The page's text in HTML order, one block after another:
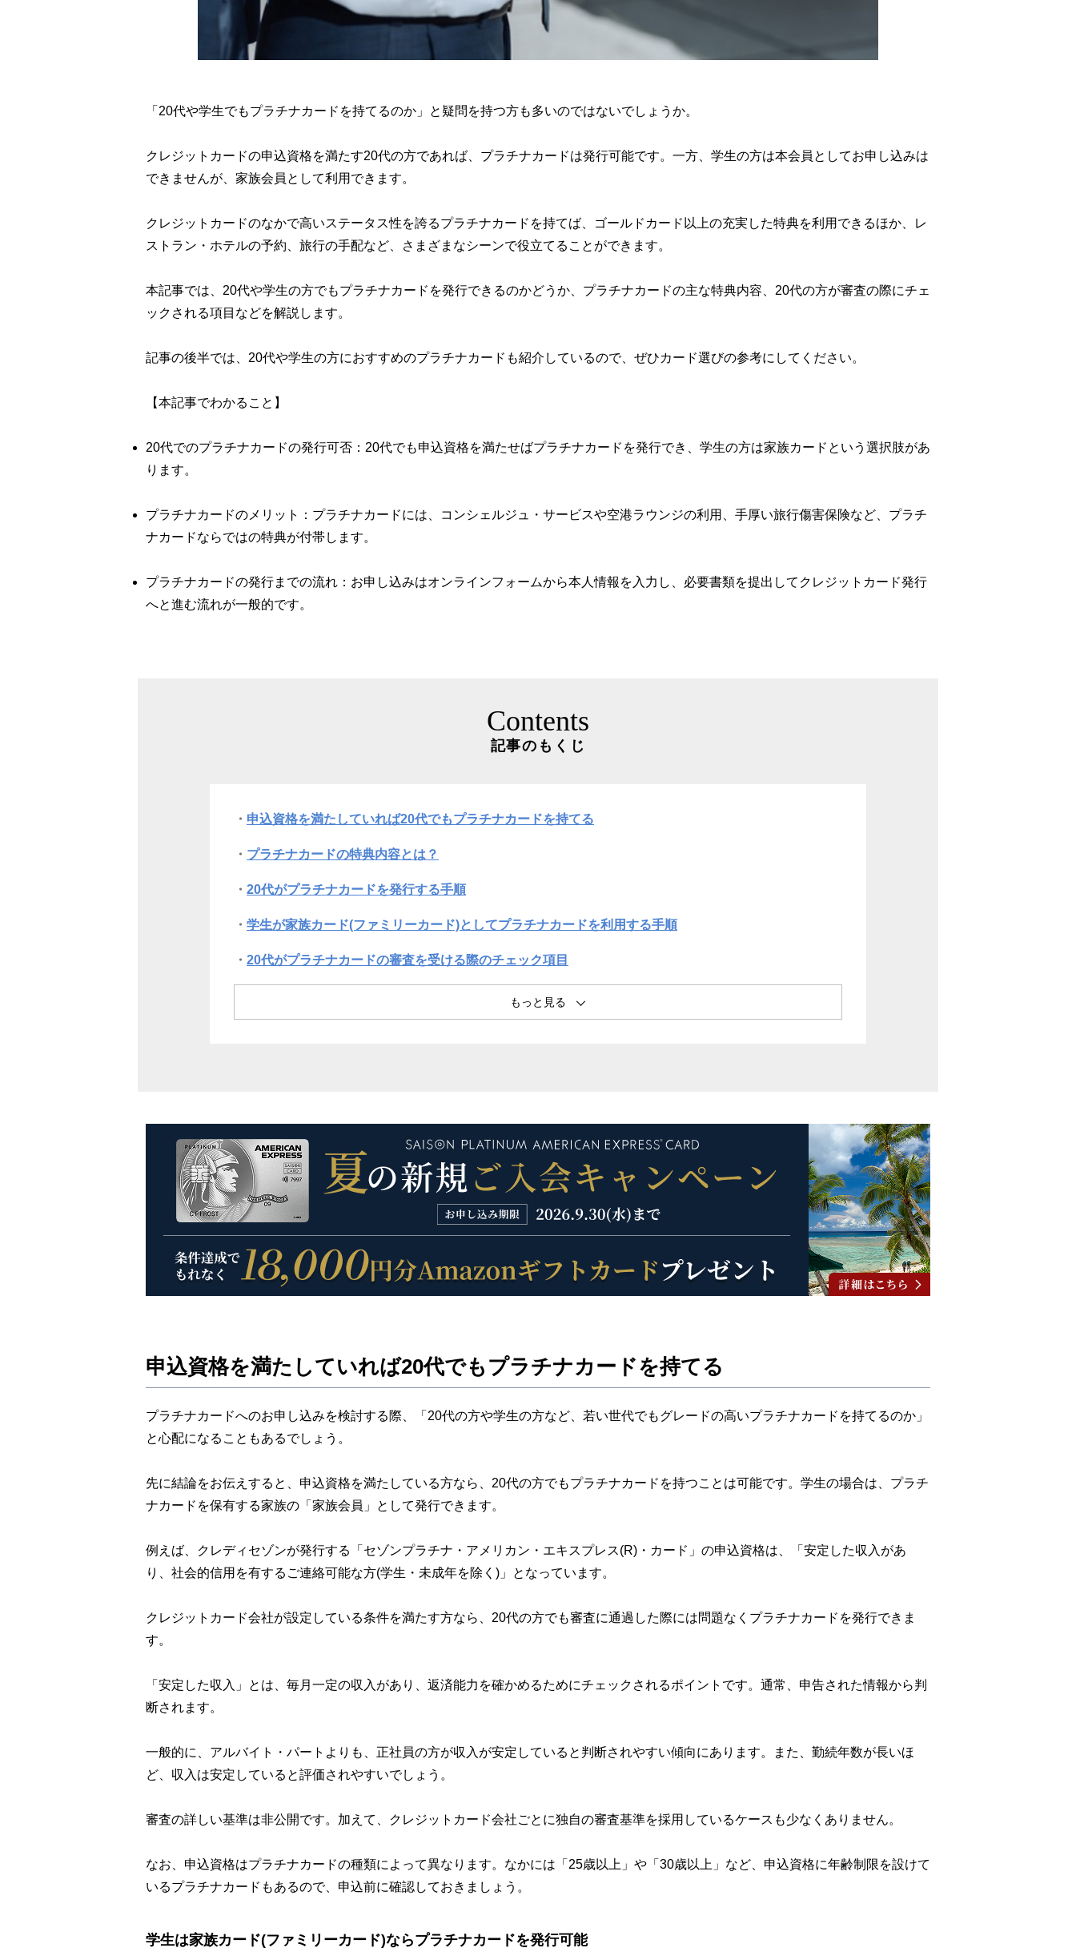
「20代や学生でもプラチナカードを持てるのか」と疑問を持つ方も多いのではないでしょうか。
クレジットカードの申込資格を満たす20代の方であれば、プラチナカードは発行可能です。一方、学生の方は本会員としてお申し込みは
できませんが、家族会員として利用できます。
クレジットカードのなかで高いステータス性を誇るプラチナカードを持てば、ゴールドカード以上の充実した特典を利用できるほか、レ
ストラン・ホテルの予約、旅行の手配など、さまざまなシーンで役立てることができます。
本記事では、20代や学生の方でもプラチナカードを発行できるのかどうか、プラチナカードの主な特典内容、20代の方が審査の際にチェ
ックされる項目などを解説します。
記事の後半では、20代や学生の方におすすめのプラチナカードも紹介しているので、ぜひカード選びの参考にしてください。
【本記事でわかること】
20代でのプラチナカードの発行可否：20代でも申込資格を満たせばプラチナカードを発行でき、学生の方は家族カードという選択肢があ
ります。
プラチナカードのメリット：プラチナカードには、コンシェルジュ・サービスや空港ラウンジの利用、手厚い旅行傷害保険など、プラチ
ナカードならではの特典が付帯します。
プラチナカードの発行までの流れ：お申し込みはオンラインフォームから本人情報を入力し、必要書類を提出してクレジットカード発行
へと進む流れが一般的です。
Contents
記事のもくじ
申込資格を満たしていれば20代でもプラチナカードを持てる
プラチナカードの特典内容とは？
20代がプラチナカードを発行する手順
学生が家族カード(ファミリーカード)としてプラチナカードを利用する手順
20代がプラチナカードの審査を受ける際のチェック項目
申込資格を満たしていれば20代でもプラチナカードを持てる
プラチナカードへのお申し込みを検討する際、「20代の方や学生の方など、若い世代でもグレードの高いプラチナカードを持てるのか」
と心配になることもあるでしょう。
先に結論をお伝えすると、申込資格を満たしている方なら、20代の方でもプラチナカードを持つことは可能です。学生の場合は、プラチ
ナカードを保有する家族の「家族会員」として発行できます。
例えば、クレディセゾンが発行する「セゾンプラチナ・アメリカン・エキスプレス(R)・カード」の申込資格は、「安定した収入があ
り、社会的信用を有するご連絡可能な方(学生・未成年を除く)」となっています。
クレジットカード会社が設定している条件を満たす方なら、20代の方でも審査に通過した際には問題なくプラチナカードを発行できま
す。
「安定した収入」とは、毎月一定の収入があり、返済能力を確かめるためにチェックされるポイントです。通常、申告された情報から判
断されます。
一般的に、アルバイト・パートよりも、正社員の方が収入が安定していると判断されやすい傾向にあります。また、勤続年数が長いほ
ど、収入は安定していると評価されやすいでしょう。
審査の詳しい基準は非公開です。加えて、クレジットカード会社ごとに独自の審査基準を採用しているケースも少なくありません。
なお、申込資格はプラチナカードの種類によって異なります。なかには「25歳以上」や「30歳以上」など、申込資格に年齢制限を設けて
いるプラチナカードもあるので、申込前に確認しておきましょう。
学生は家族カード(ファミリーカード)ならプラチナカードを発行可能